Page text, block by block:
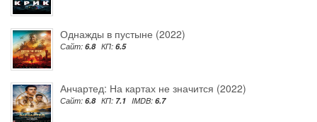
Однажды в пустыне (2022)
Сайт: 6.8 КП: 6.5
Анчартед: На картах не значится (2022)
Сайт: 6.8 КП: 7.1 IMDB: 6.7